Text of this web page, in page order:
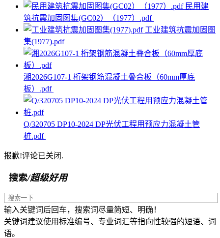
民用建
筑抗震加固图集(GC02）（1977）.pdf
工业建筑抗震加固图
集(1977).pdf
湘2026G107-1 桁架钢筋混凝土叠合板（60mm厚底
板）.pdf
Q/320705 DP10-2024 DP光伏工程用预应力混凝土管
桩.pdf
报歉!评论已关闭.
搜索/超级好用
输入关键词后回车，搜索词尽量简短、明确！
关键词建议使用标准编号、专业词汇等指向性较强的短语、词
语。